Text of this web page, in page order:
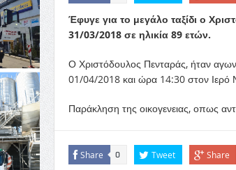
Έφυγε για το μεγάλο ταξίδι ο
31/03/2018 σε ηλικία 89 ετών.
Ο Χριστόδουλος Πενταράς, ήταν
01/04/2018 και ώρα 14:30 στον
Παράκληση της οικογενειας, οπως
Share 0 Tweet Share